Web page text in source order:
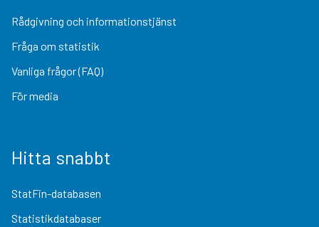
Rådgivning och informationstjänst
Fråga om statistik
Vanliga frågor (FAQ)
För media
Hitta snabbt
StatFin-databasen
Statistikdatabaser